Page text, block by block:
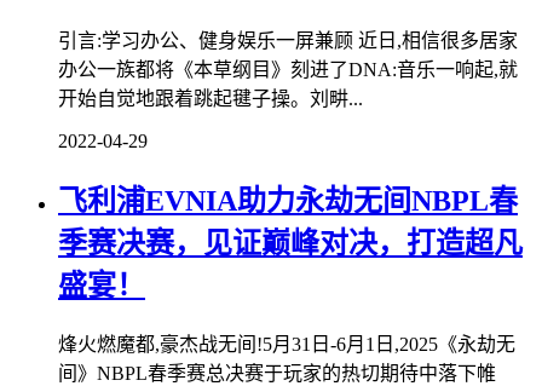
引言:学习办公、健身娱乐一屏兼顾 近日,相信很多居家
办公一族都将《本草纲目》刻进了DNA:音乐一响起,就
开始自觉地跟着跳起毽子操。刘畊...
2022-04-29
飞利浦EVNIA助力永劫无间NBPL春
季赛决赛，见证巅峰对决，打造超凡
盛宴！
烽火燃魔都,豪杰战无间!5月31日-6月1日,2025《永劫无
间》NBPL春季赛总决赛于玩家的热切期待中落下帷